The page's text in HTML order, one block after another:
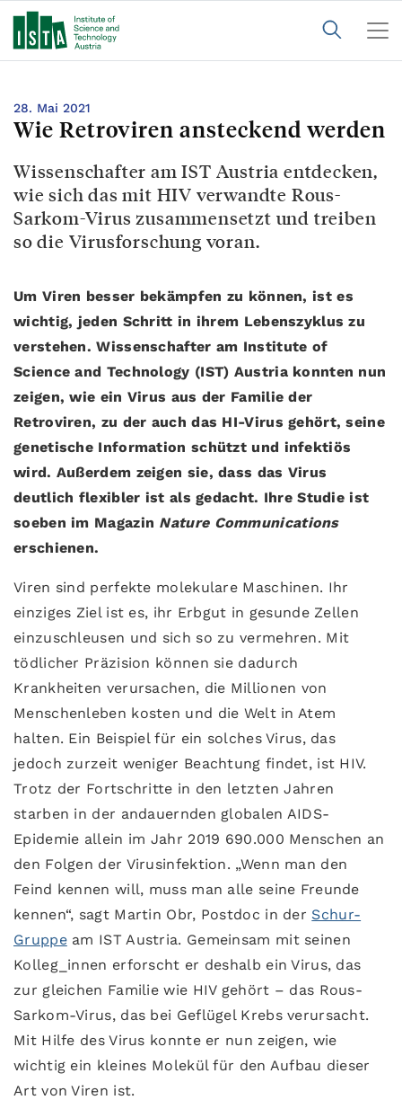
28. Mai 2021
Wie Retroviren ansteckend werden
Wissenschafter am IST Austria entdecken,
wie sich das mit HIV verwandte Rous-
Sarkom-Virus zusammensetzt und treiben
so die Virusforschung voran.
Um Viren besser bekämpfen zu können, ist es
wichtig, jeden Schritt in ihrem Lebenszyklus zu
verstehen. Wissenschafter am Institute of
Science and Technology (IST) Austria konnten nun
zeigen, wie ein Virus aus der Familie der
Retroviren, zu der auch das HI-Virus gehört, seine
genetische Information schützt und infektiös
wird. Außerdem zeigen sie, dass das Virus
deutlich flexibler ist als gedacht. Ihre Studie ist
soeben im Magazin Nature Communications
erschienen.
Viren sind perfekte molekulare Maschinen. Ihr
einziges Ziel ist es, ihr Erbgut in gesunde Zellen
einzuschleusen und sich so zu vermehren. Mit
tödlicher Präzision können sie dadurch
Krankheiten verursachen, die Millionen von
Menschenleben kosten und die Welt in Atem
halten. Ein Beispiel für ein solches Virus, das
jedoch zurzeit weniger Beachtung findet, ist HIV.
Trotz der Fortschritte in den letzten Jahren
starben in der andauernden globalen AIDS-
Epidemie allein im Jahr 2019 690.000 Menschen an
den Folgen der Virusinfektion. „Wenn man den
Feind kennen will, muss man alle seine Freunde
kennen“, sagt Martin Obr, Postdoc in der Schur-
Gruppeam IST Austria. Gemeinsam mit seinen
Kolleg_innen erforscht er deshalb ein Virus, das
zur gleichen Familie wie HIV gehört – das Rous-
Sarkom-Virus, das bei Geflügel Krebs verursacht.
Mit Hilfe des Virus konnte er nun zeigen, wie
wichtig ein kleines Molekül für den Aufbau dieser
Art von Viren ist.